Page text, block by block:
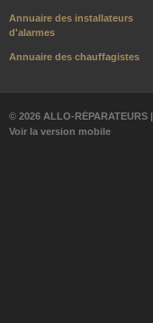
Annuaire des installateurs
d'alarmes
Annuaire des chauffagistes
© 2026 ALLO-RÉPARATEURS |
Voir la version mobile